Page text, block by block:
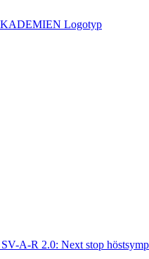
A-R 2.0: Next stop